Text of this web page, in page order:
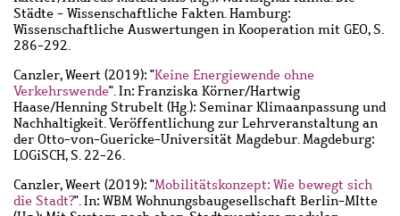
Städte - Wissenschaftliche Fakten. Hamburg:
Wissenschaftliche Auswertungen in Kooperation mit GEO, S.
286-292.
Canzler, Weert (2019): "Keine Energiewende ohne
Verkehrswende". In: Franziska Körner/Hartwig
Haase/Henning Strubelt (Hg.): Seminar Klimaanpassung und
Nachhaltigkeit. Veröffentlichung zur Lehrveranstaltung an
der Otto-von-Guericke-Universität Magdebur. Magdeburg:
LOGiSCH, S. 22-26.
Canzler, Weert (2019): "Mobilitätskonzept: Wie bewegt sich
die Stadt?". In: WBM Wohnungsbaugesellschaft Berlin-MItte